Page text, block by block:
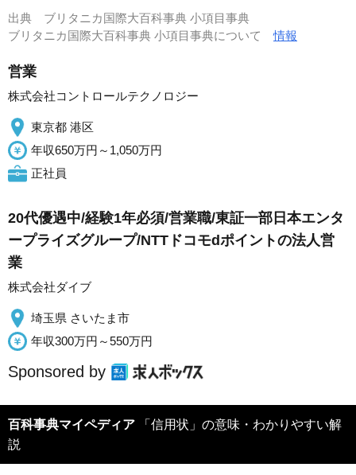
出典 ブリタニカ国際大百科事典 小項目事典
ブリタニカ国際大百科事典 小項目事典について情報
営業
株式会社コントロールテクノロジー
東京都 港区
年収650万円～1,050万円
正社員
20代優遇中/経験1年必須/営業職/東証一部日本エンタ
ープライズグループ/NTTドコモdポイントの法人営
業
株式会社ダイブ
埼玉県 さいたま市
年収300万円～550万円
Sponsored by
百科事典マイペディア 「信用状」の意味・わかりやすい解
説